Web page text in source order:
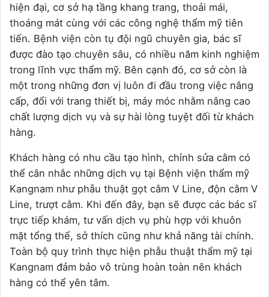
hiện đại, cơ sở hạ tầng khang trang, thoải mái,
thoáng mát cùng với các công nghệ thẩm mỹ tiên
tiến. Bệnh viện còn tụ đội ngũ chuyên gia, bác sĩ
được đào tạo chuyên sâu, có nhiều năm kinh nghiệm
trong lĩnh vực thẩm mỹ. Bên cạnh đó, cơ sở còn là
một trong những đơn vị luôn đi đầu trong việc nâng
cấp, đổi với trang thiết bị, máy móc nhằm nâng cao
chất lượng dịch vụ và sự hài lòng tuyệt đối từ khách
hàng.
Khách hàng có nhu cầu tạo hình, chỉnh sửa cằm có
thể cân nhắc những dịch vụ tại Bệnh viện thẩm mỹ
Kangnam như phẫu thuật gọt cằm V Line, độn cằm V
Line, trượt cằm. Khi đến đây, bạn sẽ được các bác sĩ
trực tiếp khám, tư vấn dịch vụ phù hợp với khuôn
mặt tổng thể, sở thích cũng như khả năng tài chính.
Toàn bộ quy trình thực hiện phẫu thuật thẩm mỹ tại
Kangnam đảm bảo vô trùng hoàn toàn nên khách
hàng có thể yên tâm.